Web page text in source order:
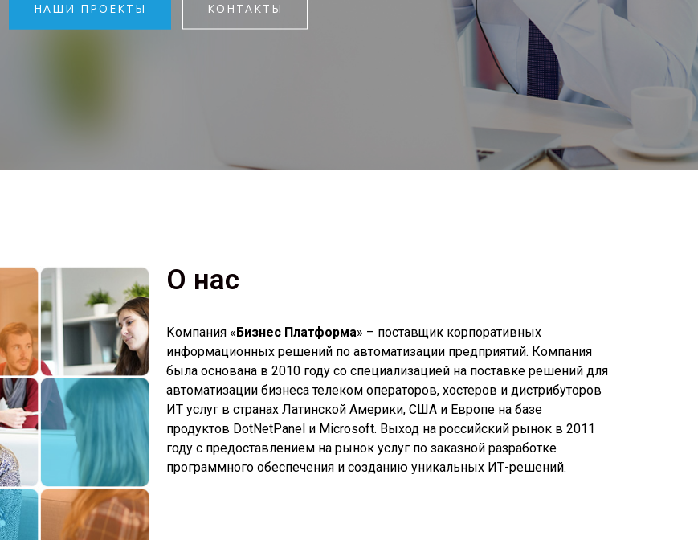
НАШИ ПРОЕКТЫ КОНТАКТЫ
О нас
Компания «Бизнес Платформа» – поставщик корпоративных
информационных решений по автоматизации предприятий. Компания
была основана в 2010 году со специализацией на поставке решений для
автоматизации бизнеса телеком операторов, хостеров и дистрибуторов
ИТ услуг в странах Латинской Америки, США и Европе на базе
продуктов DotNetPanel и Microsoft. Выход на российский рынок в 2011
году c предоставлением на рынок услуг по заказной разработке
программного обеспечения и созданию уникальных ИТ-решений.